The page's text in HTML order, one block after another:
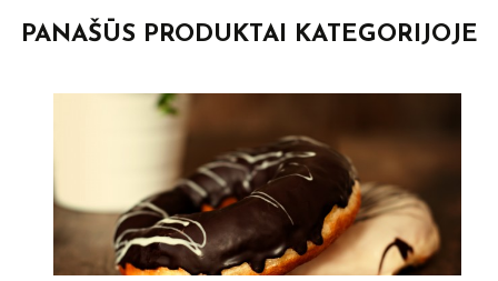
NAVIGATION
PANAŠŪS PRODUKTAI KATEGORIJOJE